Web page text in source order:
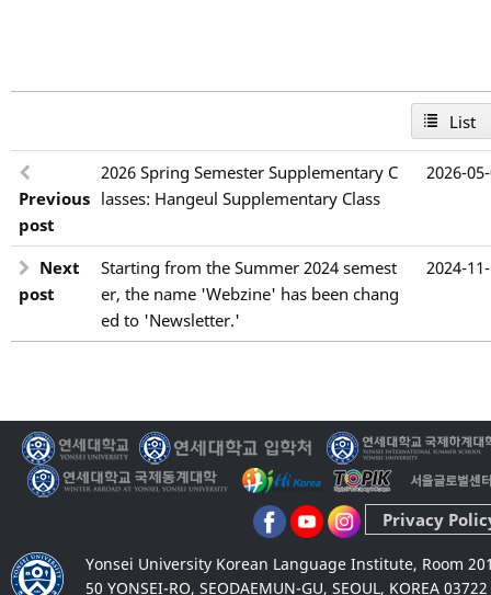
List
Previous
post
2026 Spring Semester Supplementary C
lasses: Hangeul Supplementary Class
2026-
Next
post
Starting from the Summer 2024 semest
er, the name 'Webzine' has been chang
ed to 'Newsletter.'
2024-
Yonsei University Korean Language Institute, Room
50 YONSEI-RO, SEODAEMUN-GU, SEOUL, KOREA 03722
Privacy